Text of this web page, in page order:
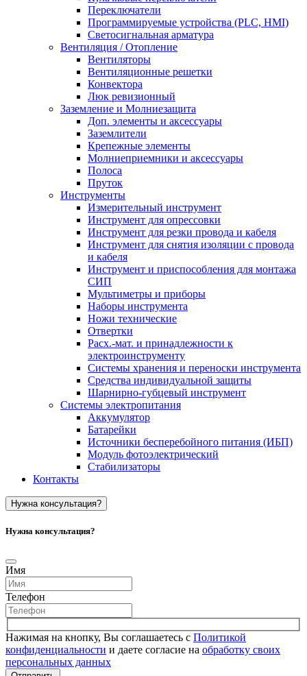
Переключатели
Программируемые устройства (PLC, HMI)
Светосигнальная арматура
Вентиляция / Отопление
Вентиляторы
Вентиляционные решетки
Конвектора
Люк ревизионный
Заземление и Молниезащита
Доп. элементы и аксессуары
Заземлители
Крепежные элементы
Молниеприемники и аксессуары
Полоса
Пруток
Инструменты
Измерительный инструмент
Инструмент для опрессовки
Инструмент для резки провода и кабеля
Инструмент для снятия изоляции с провода
и кабеля
Инструмент и приспособления для монтажа
СИП
Мультиметры и приборы
Наборы инструмента
Ножи технические
Отвертки
Расх.-мат. и принадлежности к
электроинструменту
Системы хранения и переноски инструмента
Средства индивидуальной защиты
Шарнирно-губцевый инструмент
Системы электропитания
Аккумулятор
Батарейки
Источники бесперебойного питания (ИБП)
Модуль фотоэлектрический
Стабилизаторы
Контакты
Нужна консультация?
Нужна консультация?
Имя
Телефон
Нажимая на кнопку, Вы соглашаетесь с Политикой
конфиденциальности и даете согласие на обработку своих
персональных данных